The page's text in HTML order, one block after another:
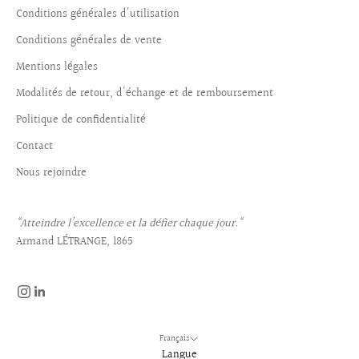
Conditions générales d'utilisation
Conditions générales de vente
Mentions légales
Modalités de retour, d'échange et de remboursement
Politique de confidentialité
Contact
Nous rejoindre
“Atteindre l’excellence et la défier chaque jour.“
Armand LÉTRANGE, 1865
Français
Langue